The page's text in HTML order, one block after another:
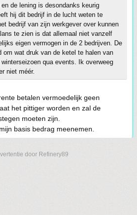
de lening is desondanks keurig
hij dit bedrijf in de lucht weten te
bedrijf van zijn werkgever over kunnen
te zien is dat allemaal niet vanzelf
eigen vermogen in de 2 bedrijven. De
om wat druk van de ketel te halen van
qua events. Ik overweeg
niet méér.
betalen vermoedelijk geen
het pittiger worden en zal de
moeten zijn.
basis bedrag meenemen.
door Refinery89